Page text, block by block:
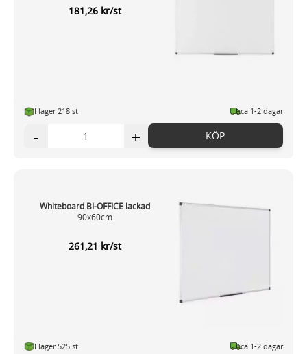
181,26 kr/st
I lager 218 st ca 1-2 dagar
- + KÖP
Whiteboard BI-OFFICE lackad
90x60cm
261,21 kr/st
I lager 525 st ca 1-2 dagar